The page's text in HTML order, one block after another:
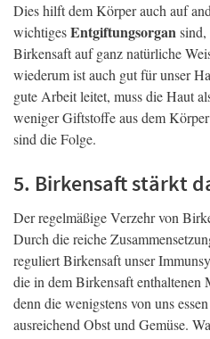
Dies hilft dem Körper auch auf
wichtigesEntgiftungsorgan
Birkensaft auf ganz natürliche
wiederum ist auch gut für unser
gute Arbeit leitet, muss die Haut
weniger Giftstoffe aus dem
sind die Folge.
5. Birkensaft stärkt
Der regelmäßige Verzehr von
Durch die reiche
reguliert Birkensaft unser
die in dem Birkensaft
denn die wenigstens von uns
ausreichend Obst und Gemüse.